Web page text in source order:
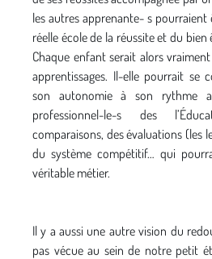
les autres apprenante- s pourraient
réelle école de la réussite et du
Chaque enfant serait alors
apprentissages. Il-elle pourrait se
son autonomie à son rythme
professionnel-le-s des
comparaisons, des évaluations (les
du système compétitif… qui
véritable métier.
Il y a aussi une autre vision du
pas vécue au sein de notre petit